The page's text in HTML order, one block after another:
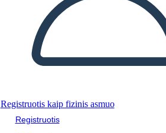
Registruotis kaip fizinis asmuo
Registruotis